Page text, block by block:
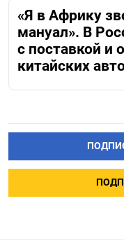
«Я в Африку
мануал». В
с поставкой и
китайских